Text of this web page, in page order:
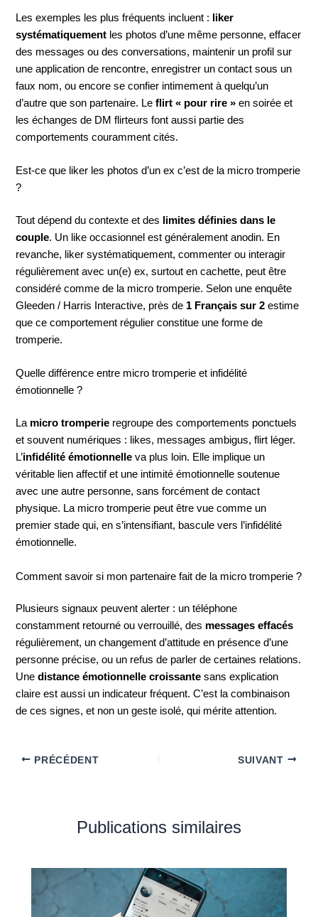
Les exemples les plus fréquents incluent :
liker
systématiquement les photos d’une même personne, effacer
des messages ou des conversations, maintenir un profil sur
une application de rencontre, enregistrer un contact sous un
faux nom, ou encore se confier intimement à quelqu’un
d’autre que son partenaire. Leflirt « pour rire » en soirée et
les échanges de DM flirteurs font aussi partie des
comportements couramment cités.
Est-ce que liker les photos d’un ex c’est de la micro tromperie
?
Tout dépend du contexte et des
limites définies dans le
couple. Un like occasionnel est généralement anodin. En
revanche, liker systématiquement, commenter ou interagir
régulièrement avec un(e) ex, surtout en cachette, peut être
considéré comme de la micro tromperie. Selon une enquête
Gleeden / Harris Interactive, près de 1 Français sur 2 estime
que ce comportement régulier constitue une forme de
tromperie.
Quelle différence entre micro tromperie et infidélité
émotionnelle ?
La micro tromperie regroupe des comportements ponctuels
et souvent numériques : likes, messages ambigus, flirt léger.
L’infidélité émotionnelle va plus loin. Elle implique un
véritable lien affectif et une intimité émotionnelle soutenue
avec une autre personne, sans forcément de contact
physique. La micro tromperie peut être vue comme un
premier stade qui, en s’intensifiant, bascule vers l’infidélité
émotionnelle.
Comment savoir si mon partenaire fait de la micro tromperie ?
Plusieurs signaux peuvent alerter : un téléphone
constamment retourné ou verrouillé, des messages effacés
régulièrement, un changement d’attitude en présence d’une
personne précise, ou un refus de parler de certaines relations.
Unedistance émotionnelle croissante sans explication
claire est aussi un indicateur fréquent. C’est la combinaison
de ces signes, et non un geste isolé, qui mérite attention.
PRÉCÉDENT SUIVANT
Publications similaires